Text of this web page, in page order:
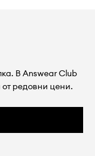
В Answear Club
от редовни цени.